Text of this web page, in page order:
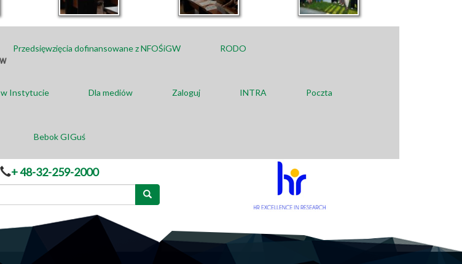
Przedsięwzięcia dofinansowane z NFOŚiGW RODO
w Instytucie Dla mediów Zaloguj INTRA Poczta
Bebok GIGuś
+ 48-32-259-2000